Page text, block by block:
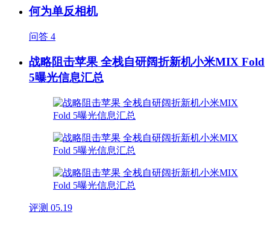
何为单反相机
问答 4
战略阻击苹果 全栈自研阔折新机小米MIX Fold
5曝光信息汇总
评测 05.19